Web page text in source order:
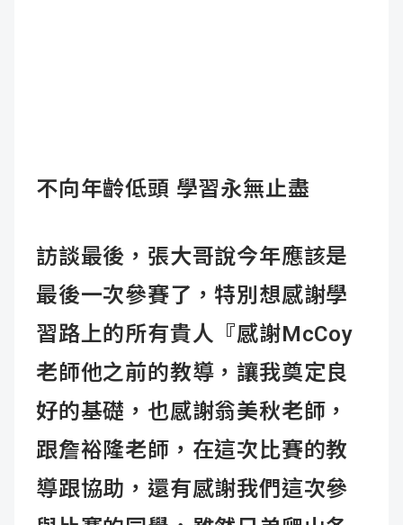
不向年齡低頭 學習永無止盡
訪談最後，張大哥說今年應該是
最後一次參賽了，特別想感謝學
習路上的所有貴人『感謝McCoy
老師他之前的教導，讓我奠定良
好的基礎，也感謝翁美秋老師，
跟詹裕隆老師，在這次比賽的教
導跟協助，還有感謝我們這次參